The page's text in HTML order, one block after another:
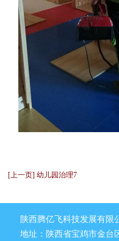
[上一页] 幼儿园治理7
陕西腾亿飞科技发展有限
地址：陕西省宝鸡市金台